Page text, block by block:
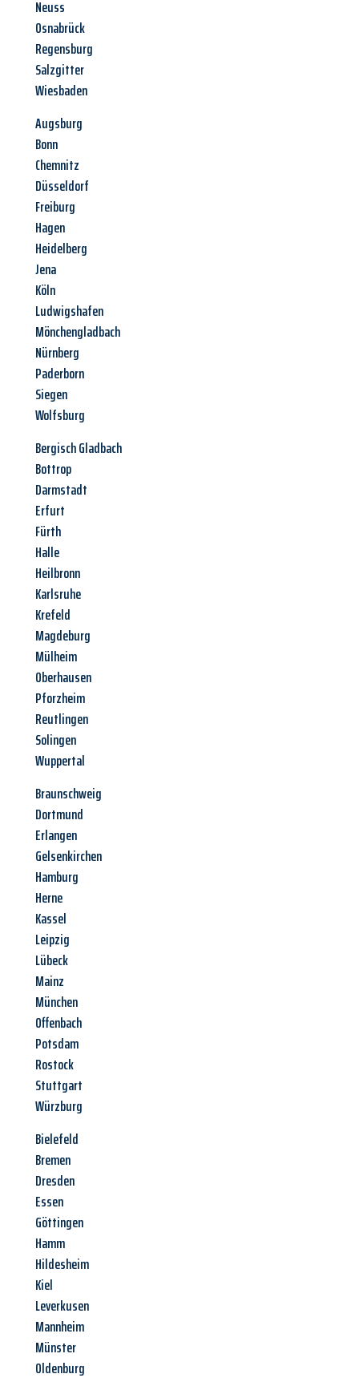
Neuss
Osnabrück
Regensburg
Salzgitter
Wiesbaden
Augsburg
Bonn
Chemnitz
Düsseldorf
Freiburg
Hagen
Heidelberg
Jena
Köln
Ludwigshafen
Mönchengladbach
Nürnberg
Paderborn
Siegen
Wolfsburg
Bergisch Gladbach
Bottrop
Darmstadt
Erfurt
Fürth
Halle
Heilbronn
Karlsruhe
Krefeld
Magdeburg
Mülheim
Oberhausen
Pforzheim
Reutlingen
Solingen
Wuppertal
Braunschweig
Dortmund
Erlangen
Gelsenkirchen
Hamburg
Herne
Kassel
Leipzig
Lübeck
Mainz
München
Offenbach
Potsdam
Rostock
Stuttgart
Würzburg
Bielefeld
Bremen
Dresden
Essen
Göttingen
Hamm
Hildesheim
Kiel
Leverkusen
Mannheim
Münster
Oldenburg